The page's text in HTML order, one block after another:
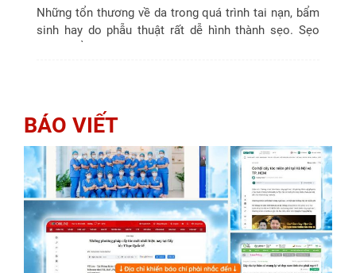
Những tổn thương về da trong quá trình tai nạn, bẩm
sinh hay do phẫu thuật rất dễ hình thành sẹo. Sẹo
BÁO VIẾT